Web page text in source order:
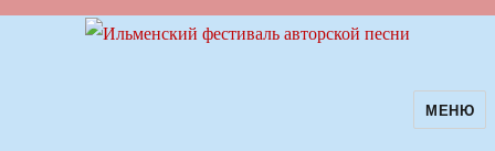
Ильменский фестиваль авторскойМЕНЮ